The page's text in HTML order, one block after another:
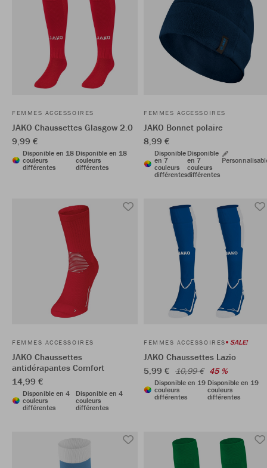
FEMMES ACCESSOIRES
JAKO Chaussettes Glasgow 2.0
9,99 €
Disponible en 18
couleurs
différentes
Disponible en 18
couleurs
différentes
FEMMES ACCESSOIRES
JAKO Bonnet polaire
8,99 €
Disponible
en 7
couleurs
différentes
Disponible
en 7
couleurs
différentes
FEMMES ACCESSOIRES
JAKO Chaussettes
antidérapantes Comfort
14,99 €
Disponible en 4
couleurs
différentes
Disponible en 4
couleurs
différentes
FEMMES ACCESSOIRES SALE!
JAKO Chaussettes Lazio
5,99 € 10,99 € 45 %
Disponible en 19
couleurs
différentes
Disponible en 19
couleurs
différentes